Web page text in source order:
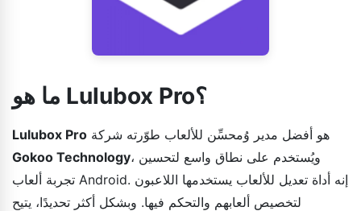
ما هو Lulubox Pro؟
Lulubox Pro هو أفضل مدير وُمحسِّن للألعاب طوّرته شركة
Gokoo Technology، ويُستخدم على نطاق واسع لتحسين
تجربة ألعاب Android. إنه أداة تعديل للألعاب يستخدمها اللاعبون
لتخصيص ألعابهم والتحكم فيها. وبشكل أكثر تحديدًا، يتيح